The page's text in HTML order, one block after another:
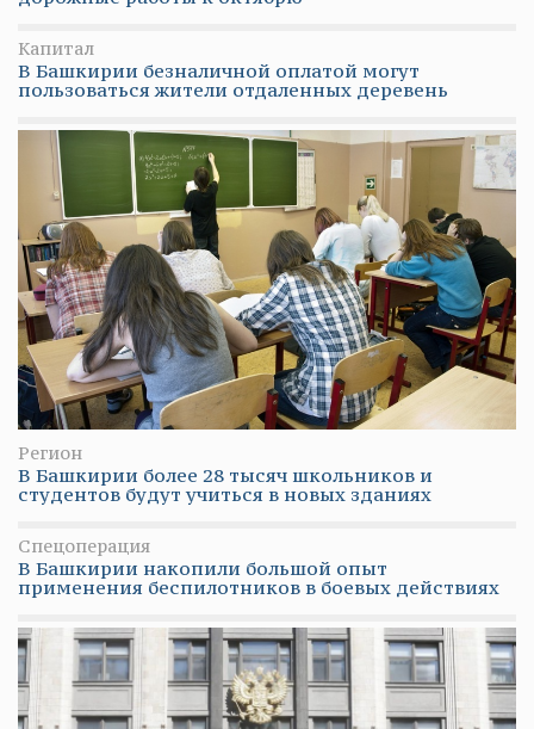
Капитал
В Башкирии безналичной оплатой могут
пользоваться жители отдаленных деревень
Регион
В Башкирии более 28 тысяч школьников и
студентов будут учиться в новых зданиях
Спецоперация
В Башкирии накопили большой опыт
применения беспилотников в боевых действиях